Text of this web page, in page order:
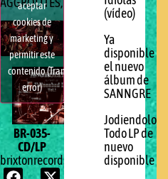
AGGROLITES,
aceptar
cookies de
marketing y
permitir este
contenido (Translation
error)
BR-035-
CD/LP
brixtonrecords.com
(vídeo)
Ya
disponible
el nuevo
álbum de
SANNGRE
Jodiendolo
Todo LP de
nuevo
disponible